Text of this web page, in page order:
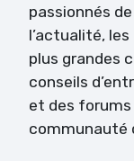
passionnés
l’actualité,
plus grandes
conseils
et des forums
communauté